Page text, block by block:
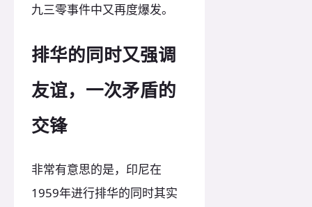
九三零事件中又再度爆发。
排华的同时又强调
友谊，一次矛盾的
交锋
非常有意思的是，印尼在
1959年进行排华的同时其实